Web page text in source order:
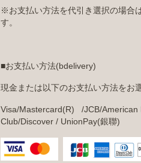
※お支払い方法を代引き選択の場合
す。
■お支払い方法(bdelivery)
現金または以下のお支払い方法をお
Visa/Mastercard(R) /JCB/American
Club/Discover / UnionPay(銀聯)